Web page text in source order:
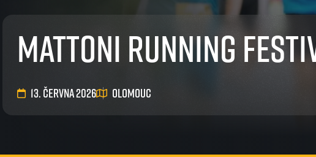
EuroHeroes Challenge 2025
EuroHeroes Challenge 2023
EuroHeroes Challenge 2019
RunCzech Halfs
Mattoni Running
13. června 2026 Olomouc